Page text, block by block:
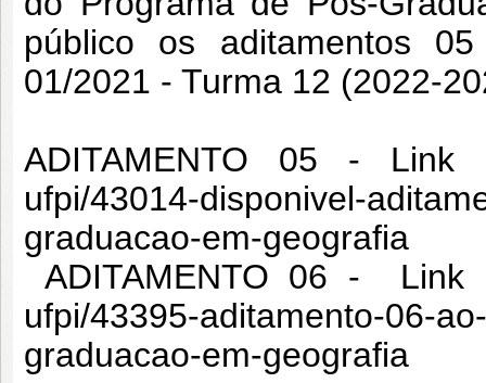
público os aditamentos
01/2021 - Turma 12 (2022-
ADITAMENTO 05 -
ufpi/43014-disponivel-
graduacao-em-geografia
ADITAMENTO 06 -
Link
ufpi/43395-aditamento-06-
graduacao-em-geografia